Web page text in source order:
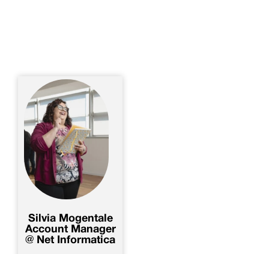
Silvia Mogentale
Account Manager
@ Net Informatica